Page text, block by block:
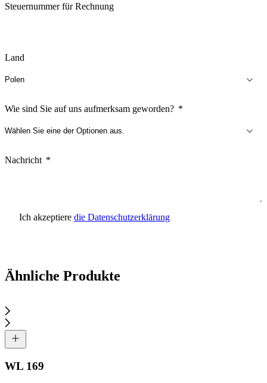
Steuernummer für Rechnung
Land
Wie sind Sie auf uns aufmerksam geworden?
Nachricht
Ich akzeptiere die Datenschutzerklärung
Ähnliche Produkte
WL 169